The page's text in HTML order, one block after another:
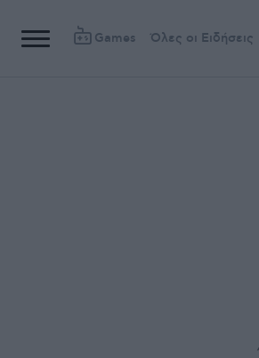
Games Όλες οι Ειδήσεις